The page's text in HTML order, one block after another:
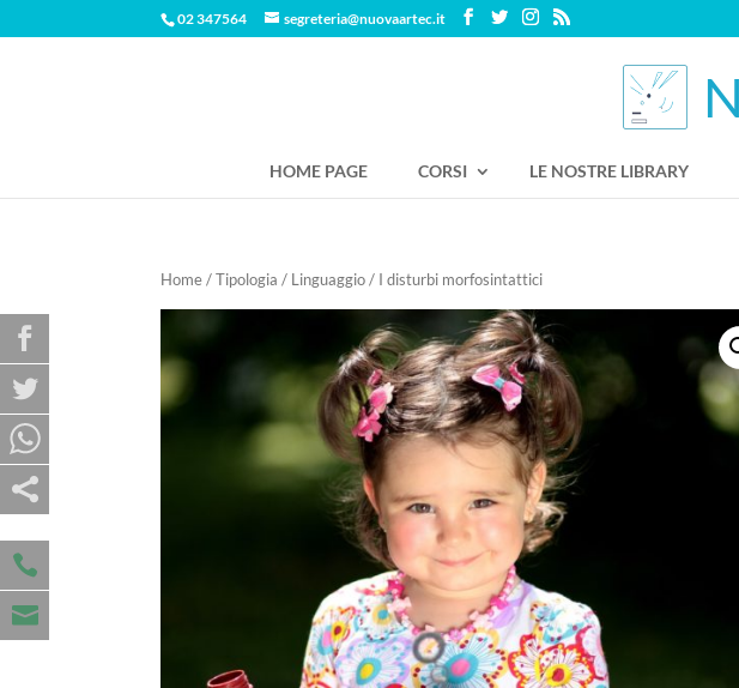
02 347564 segreteria@nuovaartec.it
HOME PAGE CORSI LE NOSTRE LIBRARY
Home/Tipologia / Linguaggio/ I disturbi morfosintattici